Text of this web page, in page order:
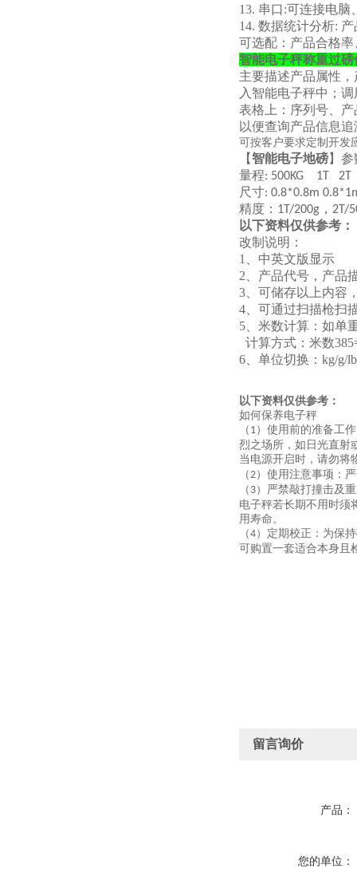
13. 串口:可连接电
14. 数据统计分析:
可选配：产品合格
智能电子秤称重过磅
主要描述产品属性
入智能电子秤中；
表格上：序列号、
以便查询产品信息
可按客户要求定制开发
【智能电子地磅】
量程: 500KG 1T 2T
尺寸: 0.8*0.8m
精度： 1T/200g ， 2T/
以下资料仅供参考：
改制说明：
1、中英文版显示
2、产品代号，产品
3、可储存以上内容
4、可通过扫描枪扫
5、米数计算：如单
计算方式：米数
6 、单位切换： kg/g/lb
以下资料仅供参考：
如何保养电子秤
（ 1）使用前的准备工
烈之场所，如日光直射
当电源开启时，请勿将
（2）使用注意事项：
（ 3）严禁敲打撞击及
电子秤若长期不用时须
用寿命。
（4）定期校正：为保
可购置一套适合本身且
留言询价
产品：
您的单位：